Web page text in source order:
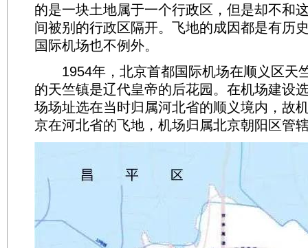
的是一块土地属于一个行政区，但是却不和
间被别的行政区隔开。飞地的成因都是有历
国际机场也不例外。
1954年，北京首都国际机场在顺义区天
的天竺镇是辽代皇帝的后花园。在机场建设
场场址选在当时归属河北省的顺义境内，故
京在河北省的飞地，机场归属北京朝阳区管